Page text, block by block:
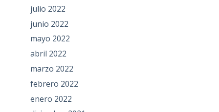
julio 2022
junio 2022
mayo 2022
abril 2022
marzo 2022
febrero 2022
enero 2022